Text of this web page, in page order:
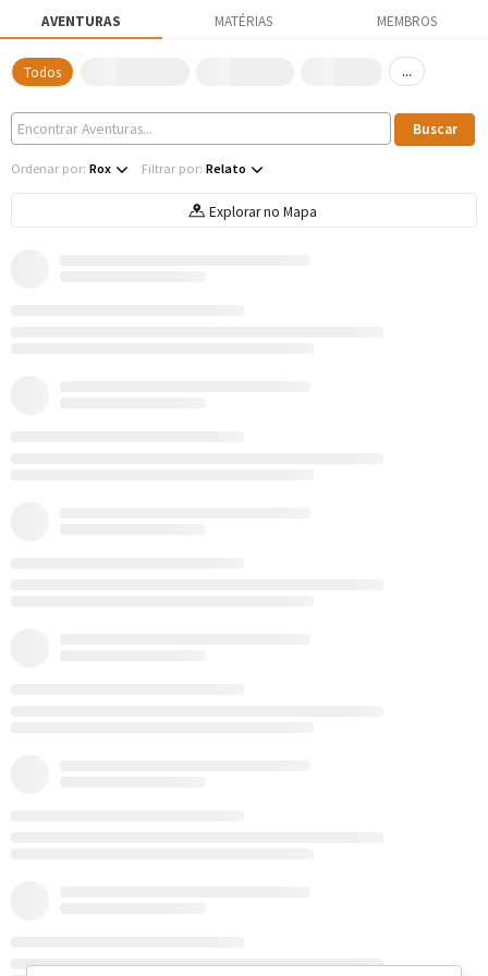
AVENTURAS MATÉRIAS MEMBROS
Todos ...
Ordenar por: Rox Filtrar por: Relato
Explorar no Mapa